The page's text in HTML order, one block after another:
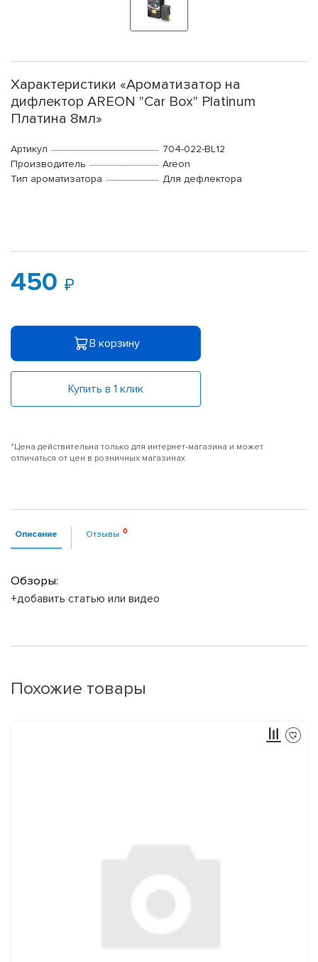
Характеристики «Ароматизатор на
дифлектор AREON "Car Box" Platinum
Платина 8мл»
Артикул
704-022-BL12
Производитель
Areon
Тип ароматизатора
Для дефлектора
450
В корзину
Купить в 1 клик
*Цена действительна только для интернет-магазина и может
отличаться от цен в розничных магазинах
Описание Отзывы
Обзоры:
+добавить статью или видео
Похожие товары